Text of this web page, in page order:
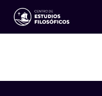
Eventos